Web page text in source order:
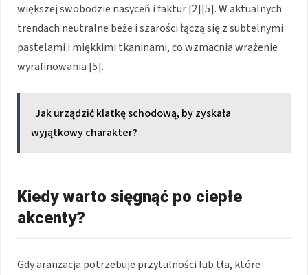
większej swobodzie nasyceń i faktur [2][5]. W aktualnych
trendach neutralne beże i szarości łączą się z subtelnymi
pastelami i miękkimi tkaninami, co wzmacnia wrażenie
wyrafinowania [5].
Jak urządzić klatkę schodową, by zyskała
wyjątkowy charakter?
Kiedy warto sięgnąć po ciepłe
akcenty?
Gdy aranżacja potrzebuje przytulności lub tła, które